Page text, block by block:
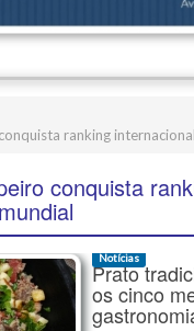
ranking
conquista
Notícias
Prato
os cinco